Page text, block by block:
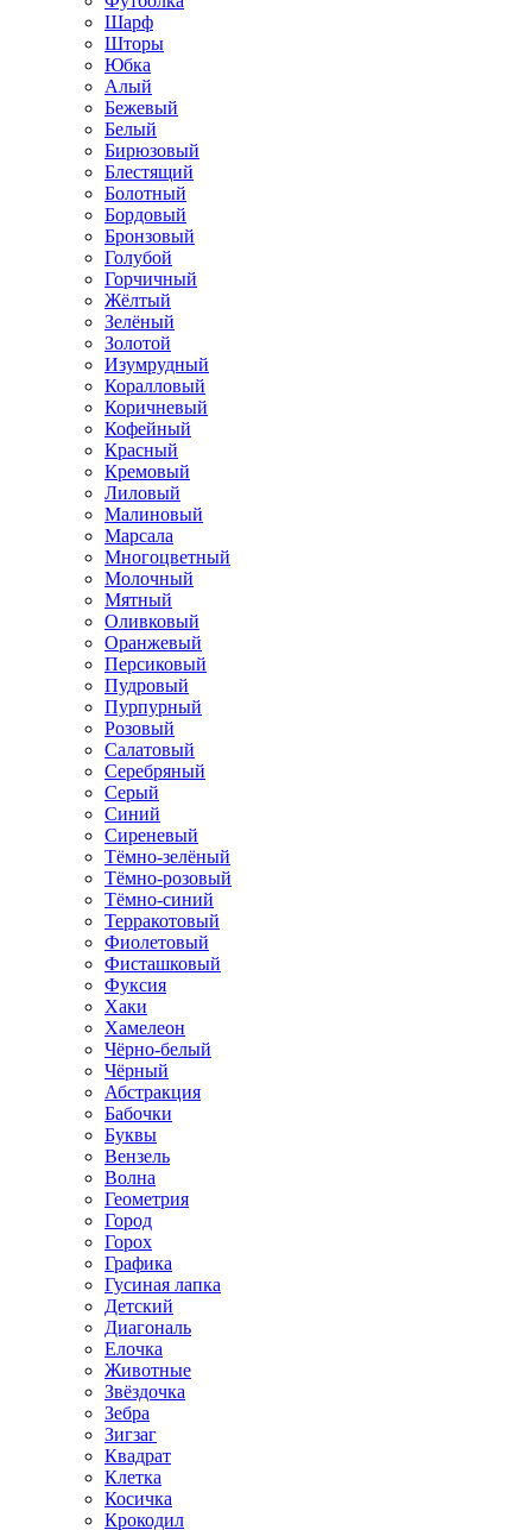
Шарф
Шторы
Юбка
Алый
Бежевый
Белый
Бирюзовый
Блестящий
Болотный
Бордовый
Бронзовый
Голубой
Горчичный
Жёлтый
Зелёный
Золотой
Изумрудный
Коралловый
Коричневый
Кофейный
Красный
Кремовый
Лиловый
Малиновый
Марсала
Многоцветный
Молочный
Мятный
Оливковый
Оранжевый
Персиковый
Пудровый
Пурпурный
Розовый
Салатовый
Серебряный
Серый
Синий
Сиреневый
Тёмно-зелёный
Тёмно-розовый
Тёмно-синий
Терракотовый
Фиолетовый
Фисташковый
Фуксия
Хаки
Хамелеон
Чёрно-белый
Чёрный
Абстракция
Бабочки
Буквы
Вензель
Волна
Геометрия
Город
Горох
Графика
Гусиная лапка
Детский
Диагональ
Елочка
Животные
Звёздочка
Зебра
Зигзаг
Квадрат
Клетка
Косичка
Крокодил